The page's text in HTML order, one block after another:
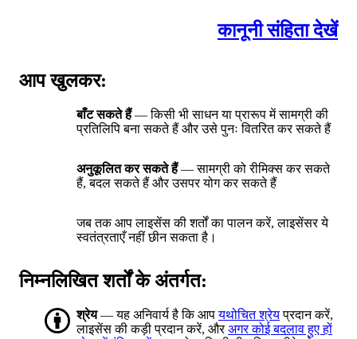
कानूनी संहिता देखें
आप खुलकर:
बाँट सकते हैं— किसी भी साधन या प्रारूप में सामग्री की
प्रतिलिपि बना सकते हैं और उसे पुनः वितरित कर सकते हैं
अनुकूलित कर सकते हैं— सामग्री को रीमिक्स कर सकते
हैं, बदल सकते हैं और उसपर योग कर सकते हैं
जब तक आप लाइसेंस की शर्तों का पालन करें, लाइसेंसर ये
स्वतंत्रताएँ नहीं छीन सकता है।
निम्नलिखित शर्तों के अंतर्गत:
श्रेय— यह अनिवार्य है कि आपयथोचित श्रेयप्रदान करें,
लाइसेंस की कड़ी प्रदान करें, औरअगर कोई बदलाव हुए हों